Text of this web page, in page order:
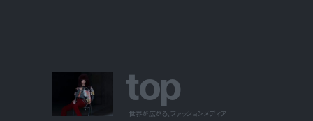
top
世界が広がる、ファッションメディア